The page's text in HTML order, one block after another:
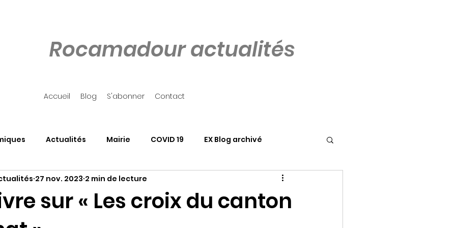
Rocamadour actualités
Accueil Blog S'abonner Contact
Actualités Mairie COVID 19 EX Blog archivé
Côté Rocher Associations
sur « Les croix du canton
27 nov. 2023 2 min de lecture